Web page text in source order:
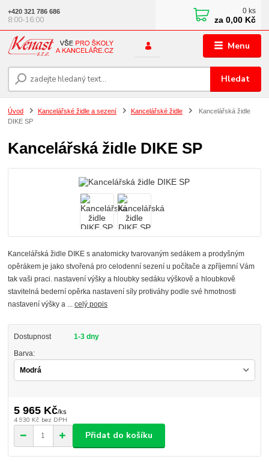
Menu
Hledat
+420 321 786 686
8:00-16:00
0 ks
za 0,00 Kč
Úvod Kancelářské židle a sezení Kancelářské židle
Kancelářská židle
DIKE SP
Kancelářská židle DIKE SP
Kancelářská židle DIKE s anatomicky tvarovaným sedákem a prodyšným
opěrákem je jako stvořená pro celodenní sezení u počítače a zpříjemní Vám
tak vaši praci. nastavení výšky a hloubky sedáku výškově a hloubkově
stavitelná bederní opěrka nastavení síly protiváhy podle své hmotnosti
nastavení výšky a ...celý popis
Dostupnost 1-3 dny
Barva:
5 965 Kč/ks
4 930 Kč bez DPH
Přidat do košíku